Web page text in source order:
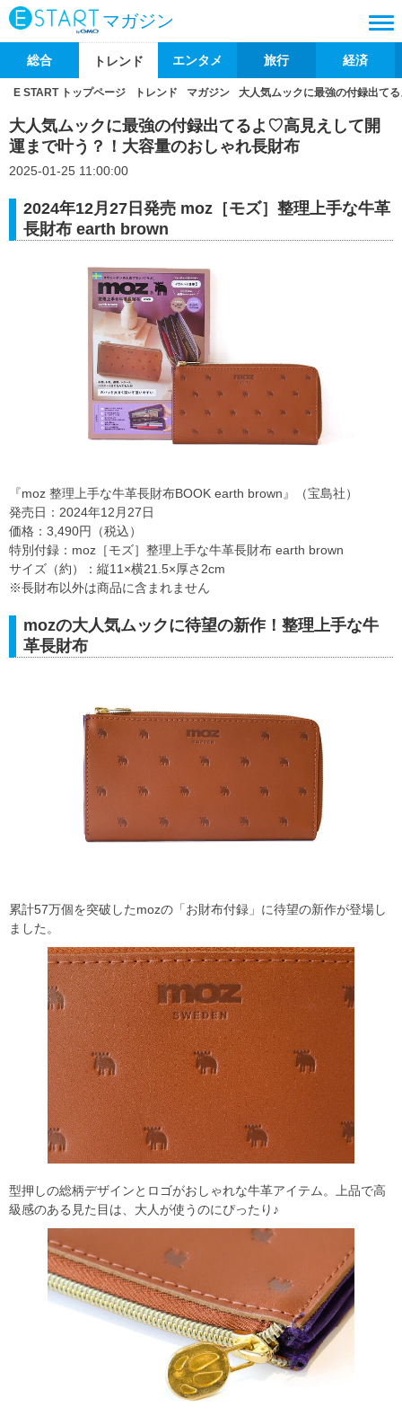
マガジン
総合 トレンド エンタメ 旅行 経済
E START トップページ トレンド マガジン 大人気ムックに最強の付録出て
大人気ムックに最強の付録出てるよ♡高見えして開
運まで叶う？！大容量のおしゃれ長財布
2025-01-25 11:00:00
2024年12月27日発売 moz［モズ］整理上手な牛革
長財布 earth brown
『moz 整理上手な牛革長財布BOOK earth brown』（宝島社）
発売日：2024年12月27日
価格：3,490円（税込）
特別付録：moz［モズ］整理上手な牛革長財布 earth brown
サイズ（約）：縦11×横21.5×厚さ2cm
※長財布以外は商品に含まれません
mozの大人気ムックに待望の新作！整理上手な牛
革長財布
累計57万個を突破したmozの「お財布付録」に待望の新作が登場し
ました。
型押しの総柄デザインとロゴがおしゃれな牛革アイテム。上品で高
級感のある見た目は、大人が使うのにぴったり♪